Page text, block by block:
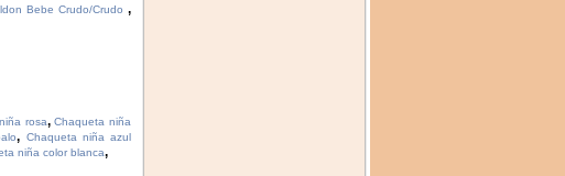
Bebe Crudo/Crudo ,
rosa,Chaqueta niña
, Chaqueta niña azul
niña color blanca,